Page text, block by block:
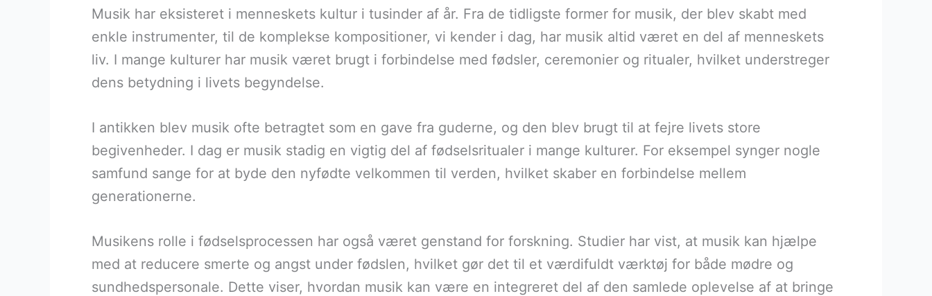
Musik har eksisteret i menneskets kultur i tusinder af år. Fra de tidligste former for musik, der blev skabt med
enkle instrumenter, til de komplekse kompositioner, vi kender i dag, har musik altid været en del af menneskets
liv. I mange kulturer har musik været brugt i forbindelse med fødsler, ceremonier og ritualer, hvilket understreger
dens betydning i livets begyndelse.
I antikken blev musik ofte betragtet som en gave fra guderne, og den blev brugt til at fejre livets store
begivenheder. I dag er musik stadig en vigtig del af fødselsritualer i mange kulturer. For eksempel synger nogle
samfund sange for at byde den nyfødte velkommen til verden, hvilket skaber en forbindelse mellem
generationerne.
Musikens rolle i fødselsprocessen har også været genstand for forskning. Studier har vist, at musik kan hjælpe
med at reducere smerte og angst under fødslen, hvilket gør det til et værdifuldt værktøj for både mødre og
sundhedspersonale. Dette viser, hvordan musik kan være en integreret del af den samlede oplevelse af at bringe